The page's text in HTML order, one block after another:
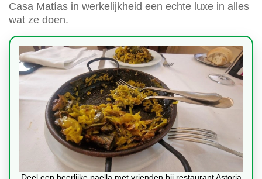
Casa Matías in werkelijkheid een echte luxe in alles
wat ze doen.